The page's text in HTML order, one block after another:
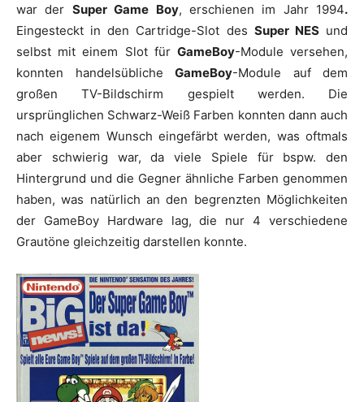
war der Super Game Boy, erschienen im Jahr 1994.
Eingesteckt in den Cartridge-Slot des Super NESund
selbst mit einem Slot für GameBoy-Module versehen,
konnten handelsübliche GameBoy-Module auf dem
großen TV-Bildschirm gespielt werden. Die
ursprünglichen Schwarz-Weiß Farben konnten dann auch
nach eigenem Wunsch eingefärbt werden, was oftmals
aber schwierig war, da viele Spiele für bspw. den
Hintergrund und die Gegner ähnliche Farben genommen
haben, was natürlich an den begrenzten Möglichkeiten
der GameBoy Hardware lag, die nur 4 verschiedene
Grautöne gleichzeitig darstellen konnte.